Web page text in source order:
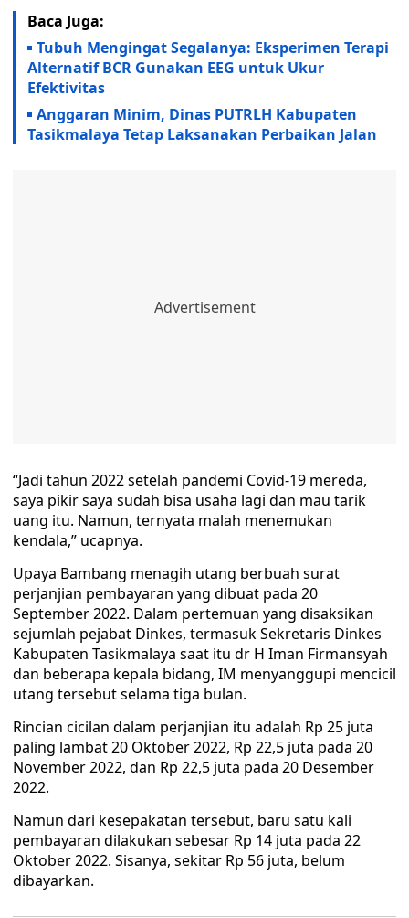
Baca Juga:
Tubuh Mengingat Segalanya: Eksperimen Terapi
Alternatif BCR Gunakan EEG untuk Ukur
Efektivitas
Anggaran Minim, Dinas PUTRLH Kabupaten
Tasikmalaya Tetap Laksanakan Perbaikan Jalan
“Jadi tahun 2022 setelah pandemi Covid-19 mereda,
saya pikir saya sudah bisa usaha lagi dan mau tarik
uang itu. Namun, ternyata malah menemukan
kendala,” ucapnya.
Upaya Bambang menagih utang berbuah surat
perjanjian pembayaran yang dibuat pada 20
September 2022. Dalam pertemuan yang disaksikan
sejumlah pejabat Dinkes, termasuk Sekretaris Dinkes
Kabupaten Tasikmalaya saat itu dr H Iman Firmansyah
dan beberapa kepala bidang, IM menyanggupi mencicil
utang tersebut selama tiga bulan.
Rincian cicilan dalam perjanjian itu adalah Rp 25 juta
paling lambat 20 Oktober 2022, Rp 22,5 juta pada 20
November 2022, dan Rp 22,5 juta pada 20 Desember
2022.
Namun dari kesepakatan tersebut, baru satu kali
pembayaran dilakukan sebesar Rp 14 juta pada 22
Oktober 2022. Sisanya, sekitar Rp 56 juta, belum
dibayarkan.